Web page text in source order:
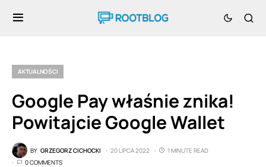
AKTUALNOŚCI
Google Pay właśnie znika!
Powitajcie Google Wallet
BY GRZEGORZ CICHOCKI 20 LIPCA 2022
1 MINUTE READ
0 COMMENTS